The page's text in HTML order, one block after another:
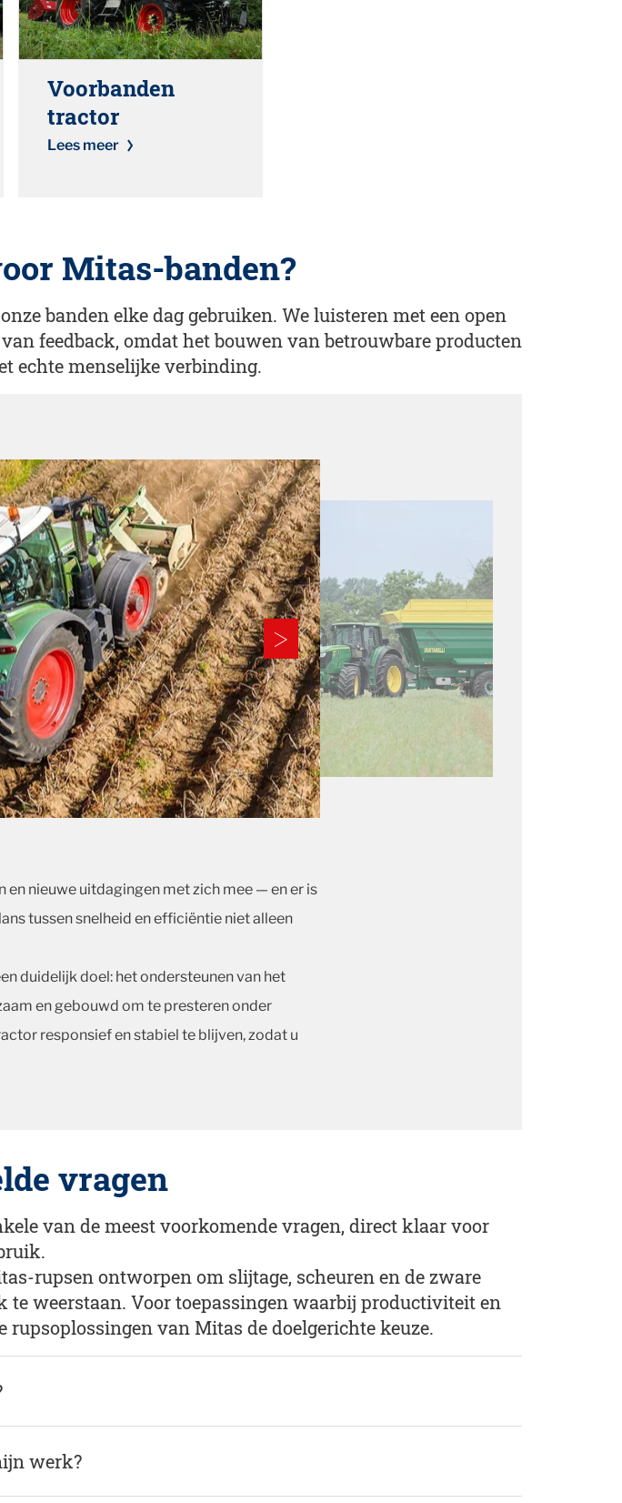
Voorbanden
tractor
Lees meer
Mitas-banden?
banden elke dag gebruiken. We luisteren met een open
feedback, omdat het bouwen van betrouwbare producten
echte menselijke verbinding.
nieuwe uitdagingen met zich mee — en er is
tussen snelheid en efficiëntie niet alleen
duidelijk doel: het ondersteunen van het
en gebouwd om te presteren onder
responsief en stabiel te blijven, zodat u
vragen
van de meest voorkomende vragen, direct klaar voor
rupsen ontworpen om slijtage, scheuren en de zware
weerstaan. Voor toepassingen waarbij productiviteit en
van Mitas de doelgerichte keuze.
werk?